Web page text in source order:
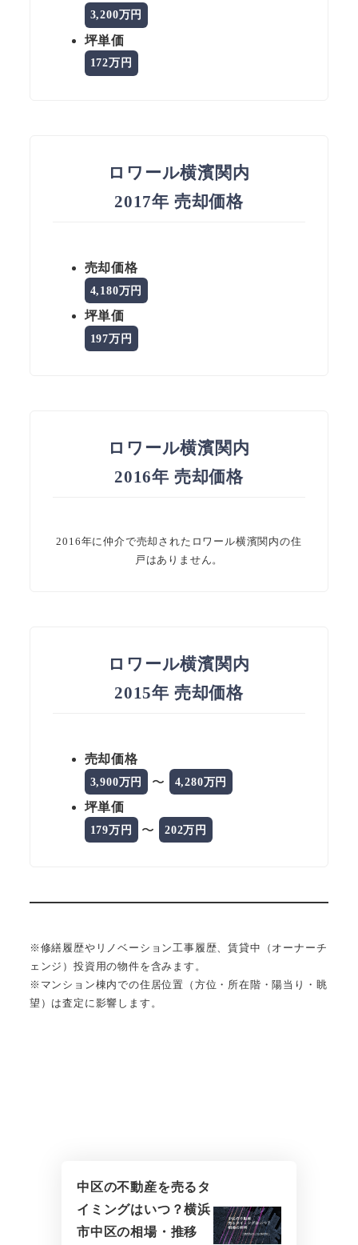
3,200万円
坪単価
172万円
ロワール横濱関内
2017年 売却価格
売却価格
4,180万円
坪単価
197万円
ロワール横濱関内
2016年 売却価格
2016年に仲介で売却されたロワール横濱関内の住
戸はありません。
ロワール横濱関内
2015年 売却価格
売却価格
3,900万円 〜 4,280万円
坪単価
179万円 〜 202万円
※修繕履歴やリノベーション工事履歴、賃貸中（オーナーチ
ェンジ）投資用の物件を含みます。
※マンション棟内での住居位置（方位・所在階・陽当り・眺
望）は査定に影響します。
中区の不動産を売るタ
イミングはいつ？横浜
市中区の相場・推移